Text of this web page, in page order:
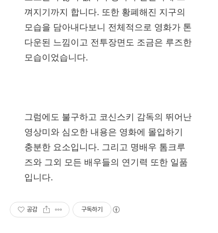
껴지기까지 합니다. 또한 황폐해진 지구의
모습을 담아내다보니 전체적으로 영화가 톤
다운된 느낌이고 전투장면도 조금은 루즈한
모습이었습니다.
그럼에도 불구하고 코신스키 감독의 뛰어난
영상미와 심오한 내용은 영화에 몰입하기
충분한 요소입니다. 그리고 명배우 톰크루
즈와 그외 모든 배우들의 연기력 또한 일품
입니다.
공감 구독하기